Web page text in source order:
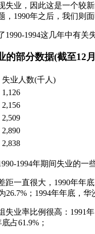
失业，因此这是一个较
，1990年之后，我们则
1990-1994这几年中有关
的部分数据(截至12
失业人数(千人)
1,126
2,156
2,509
2,890
2,838
1994年期间失业的一
距一直很大，1990年年
26.7%；1994年年底，华
失业率比例很高：1991
占61.9%；